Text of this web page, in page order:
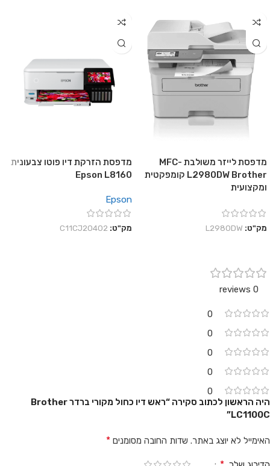
מדפסת לייזר משולבת MFC-
L2980DW Brother קומפקטית
ומקצועית
מק"ט: L2980DW
מדפסת הזרקת דיו פוטו צבעונית
Epson L8160
Epson
מק"ט: C11CJ20402
0 reviews
0
0
0
0
0
היה הראשון לכתוב סקירה “ראש דיו כחול מקורי ברדר Brother
LC1100C”
האימייל לא יוצג באתר. שדות החובה מסומנים *